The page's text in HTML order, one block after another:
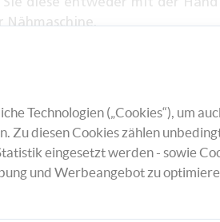
Befüllen Sie die 24 Säckchen
und binden Sie diese mit
Band zu.
Technologien („Cookies“), um
Zu diesen Cookies zählen
eingesetzt werden - sowie
und Werbeangebot zu